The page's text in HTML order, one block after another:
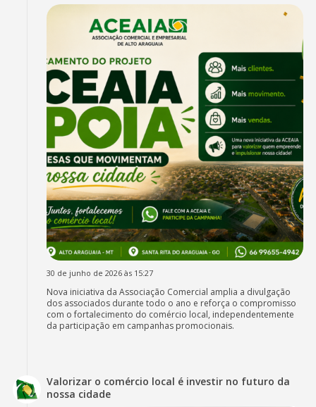
30 de junho de 2026 às 15:27
Nova iniciativa da Associação Comercial amplia a divulgação
dos associados durante todo o ano e reforça o compromisso
com o fortalecimento do comércio local, independentemente
da participação em campanhas promocionais.
Valorizar o comércio local é investir no futuro da
nossa cidade